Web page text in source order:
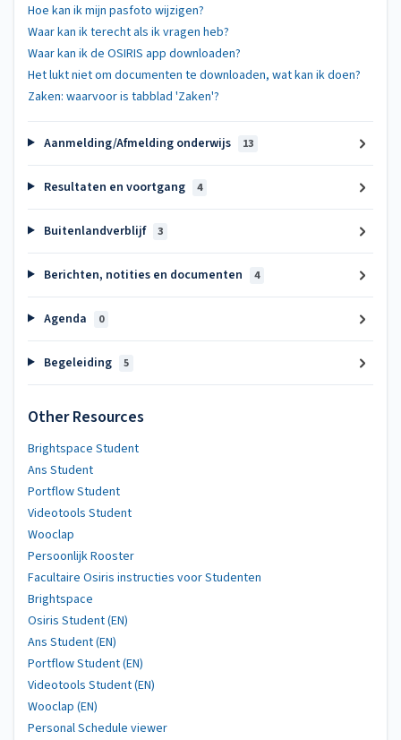
Hoe kan ik mijn pasfoto wijzigen?
Waar kan ik terecht als ik vragen heb?
Waar kan ik de OSIRIS app downloaden?
Het lukt niet om documenten te downloaden, wat kan ik doen?
Zaken: waarvoor is tabblad 'Zaken'?
Aanmelding/Afmelding onderwijs 13
Resultaten en voortgang 4
Buitenlandverblijf 3
Berichten, notities en documenten 4
Agenda 0
Begeleiding 5
Other Resources
Brightspace Student
Ans Student
Portflow Student
Videotools Student
Wooclap
Persoonlijk Rooster
Facultaire Osiris instructies voor Studenten
Brightspace
Osiris Student (EN)
Ans Student (EN)
Portflow Student (EN)
Videotools Student (EN)
Wooclap (EN)
Personal Schedule viewer